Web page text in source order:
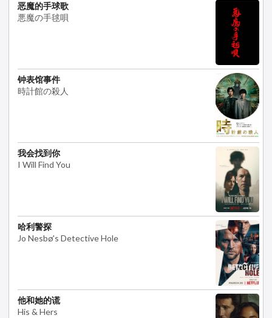
恶魔的手球歌
悪魔の手毬唄
钟表馆事件
時計館の殺人
我会找到你
I Will Find You
哈利警探
Jo Nesbø's Detective Hole
他和她的谎
His & Hers